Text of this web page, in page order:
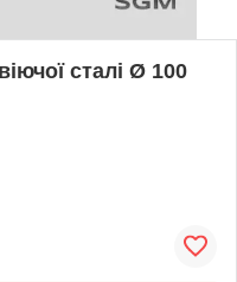
сталі Ø 100